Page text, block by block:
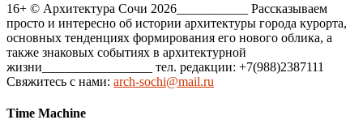
16+ © Архитектура Сочи 2026___________ Рассказываем
просто и интересно об истории архитектуры города курорта,
основных тенденциях формирования его нового облика, а
также знаковых событиях в архитектурной
жизни_________________ тел. редакции: +7(988)2387111
Свяжитесь с нами: arch-sochi@mail.ru
Time Machine